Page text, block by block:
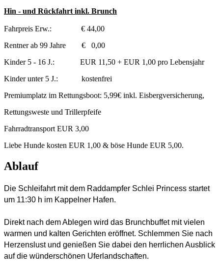
Hin - und Rückfahrt inkl. Brunch
Fahrpreis Erw.: € 44,00
Rentner ab 99 Jahre € 0,00
Kinder 5 - 16 J.: EUR 11,50 + EUR 1,00 pro Lebensjahr
Kinder unter 5 J.: kostenfrei
Premiumplatz im Rettungsboot: 5,99€ inkl. Eisbergversicherung,
Rettungsweste und Trillerpfeife
Fahrradtransport EUR 3,00
Liebe Hunde kosten EUR 1,00 & böse Hunde EUR 5,00.
Ablauf
Die Schleifahrt mit dem Raddampfer Schlei Princess startet
um 11:30 h im Kappelner Hafen.
Direkt nach dem Ablegen wird das Brunchbuffet mit vielen
warmen und kalten Gerichten eröffnet. Schlemmen Sie nach
Herzenslust und genießen Sie dabei den herrlichen Ausblick
auf die wünderschönen Uferlandschaften.